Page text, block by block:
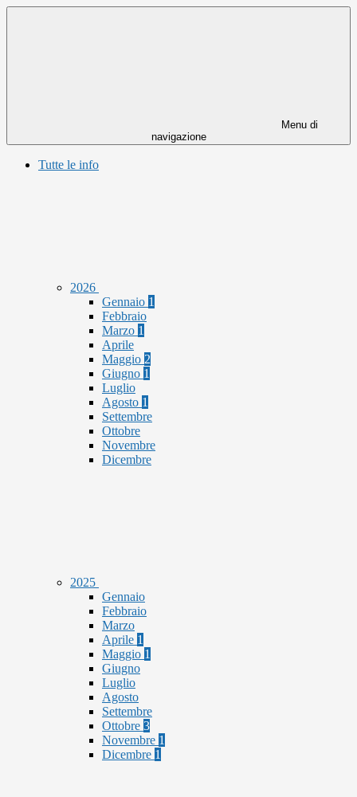
Menu di
navigazione
Tutte le info
2026
Gennaio 1
Febbraio
Marzo 1
Aprile
Maggio 2
Giugno 1
Luglio
Agosto 1
Settembre
Ottobre
Novembre
Dicembre
2025
Gennaio
Febbraio
Marzo
Aprile 1
Maggio 1
Giugno
Luglio
Agosto
Settembre
Ottobre 3
Novembre 1
Dicembre 1